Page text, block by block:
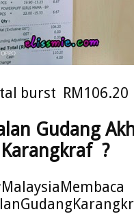
burst RM106.20
Gudang
Karangkraf ?